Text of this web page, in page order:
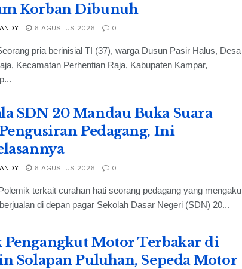
Korban Dibunuh
6 AGUSTUS 2026 0
pria berinisial TI (37), warga Dusun Pasir Halus, Desa
Kecamatan Perhentian Raja, Kabupaten Kampar,
SDN 20 Mandau Buka Suara
Pedagang, Ini
6 AGUSTUS 2026 0
terkait curahan hati seorang pedagang yang mengaku
di depan pagar Sekolah Dasar Negeri (SDN) 20...
Motor Terbakar di
Solapan Puluhan, Sepeda Motor